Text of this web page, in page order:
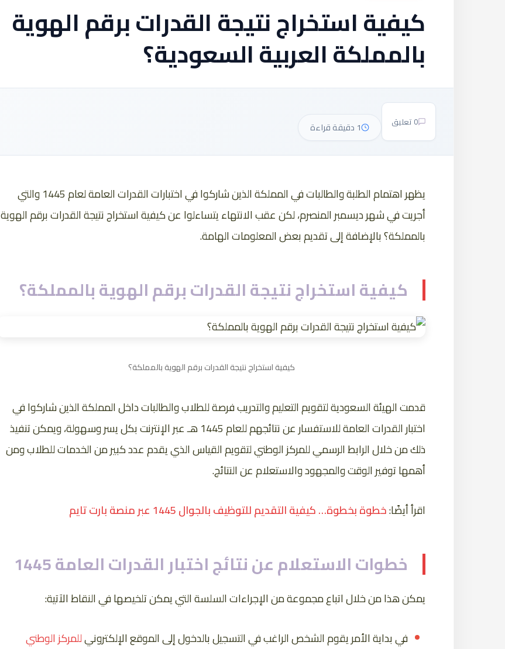
كيفية استخراج نتيجة القدرات برقم الهوية
بالمملكة العربية السعودية؟
0 تعليق 1 دقيقة قراءة
يظهر اهتمام الطلبة والطالبات في المملكة الذين شاركوا في اختبارات القدرات العامة لعام 1445 والتي
أجريت في شهر ديسمبر المنصرم، لكن عقب الانتهاء يتساءلوا عن كيفية استخراج نتيجة القدرات برقم الهوية
بالمملكة؟ بالإضافة إلى تقديم بعض المعلومات الهامة.
كيفية استخراج نتيجة القدرات برقم الهوية بالمملكة؟
كيفية استخراج نتيجة القدرات برقم الهوية بالمملكة؟
قدمت الهيئة السعودية لتقويم التعليم والتدريب فرصة للطلاب والطالبات داخل المملكة الذين شاركوا في
اختبار القدرات العامة للاستفسار عن نتائجهم للعام 1445 هـ عبر الإنترنت بكل يسر وسهولة، ويمكن تنفيذ
ذلك من خلال الرابط الرسمي للمركز الوطني لتقويم القياس الذي يقدم عدد كبير من الخدمات للطلاب ومن
أهمها توفير الوقت والمجهود والاستعلام عن النتائج.
اقرأ أيضًا:خطوة بخطوة… كيفية التقديم للتوظيف بالجوال 1445 عبر منصة بارت تايم
خطوات الاستعلام عن نتائج اختبار القدرات العامة 1445
يمكن هذا من خلال اتباع مجموعة من الإجراءات السلسة التي يمكن تلخيصها في النقاط الآتية:
في بداية الأمر يقوم الشخص الراغب في التسجيل بالدخول إلى الموقع الإلكترونيللمركز الوطني